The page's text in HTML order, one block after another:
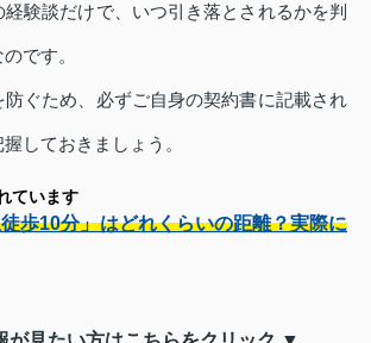
験談だけで、いつ引き落とされるかを判
です。
防ぐため、必ずご自身の契約書に記載され
しておきましょう。
ています
歩10分」はどれくらいの距離？実際に